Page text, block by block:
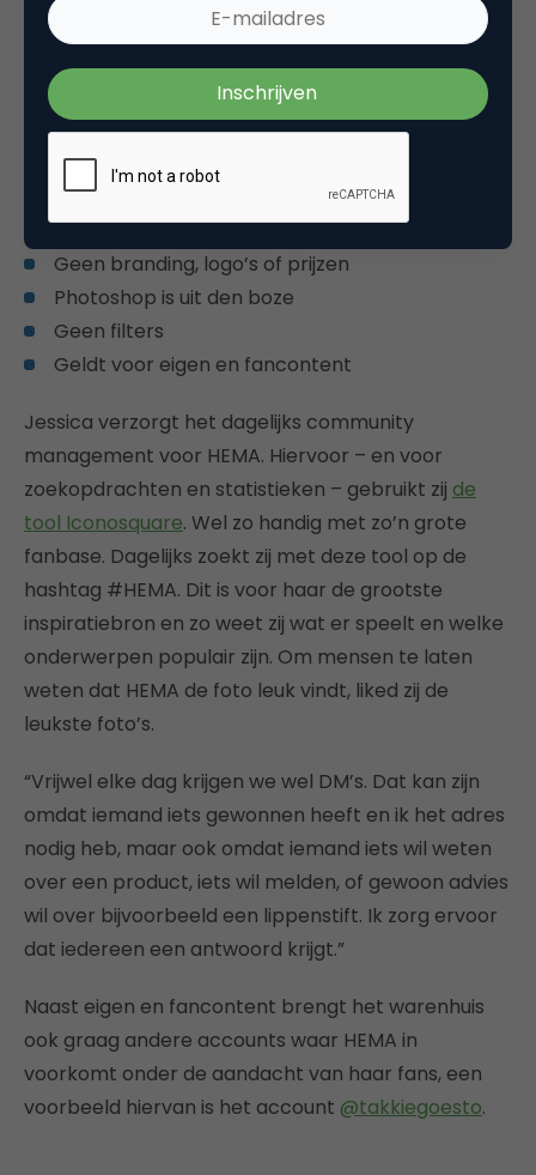
terugkerende topics – zoals interieur, #nails, food
en stationary – en houdt de retailer zich aan de
volgende visuele stijl:
Kleurrijk op insta-manier: afgewisseld met wit
Productfocus, maar sfeervol
Goede afwisseling
Geen branding, logo’s of prijzen
Photoshop is uit den boze
Geen filters
Geldt voor eigen en fancontent
Jessica verzorgt het dagelijks community
management voor HEMA. Hiervoor – en voor
zoekopdrachten en statistieken – gebruikt zij de
tool Iconosquare. Wel zo handig met zo’n grote
fanbase. Dagelijks zoekt zij met deze tool op de
hashtag #HEMA. Dit is voor haar de grootste
inspiratiebron en zo weet zij wat er speelt en welke
onderwerpen populair zijn. Om mensen te laten
weten dat HEMA de foto leuk vindt, liked zij de
leukste foto’s.
“Vrijwel elke dag krijgen we wel DM’s. Dat kan zijn
omdat iemand iets gewonnen heeft en ik het adres
nodig heb, maar ook omdat iemand iets wil weten
over een product, iets wil melden, of gewoon advies
wil over bijvoorbeeld een lippenstift. Ik zorg ervoor
dat iedereen een antwoord krijgt.”
Naast eigen en fancontent brengt het warenhuis
ook graag andere accounts waar HEMA in
voorkomt onder de aandacht van haar fans, een
voorbeeld hiervan is het account @takkiegoesto.